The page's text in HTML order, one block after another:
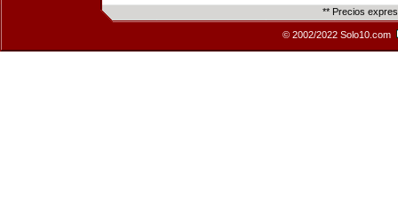
** Precios
© 2002/2022 Solo10.com